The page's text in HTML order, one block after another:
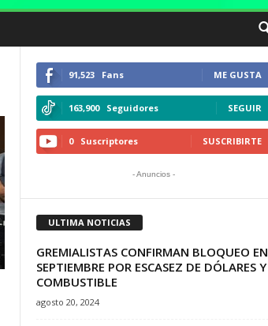
91,523 Fans ME GUSTA
163,900 Seguidores SEGUIR
0 Suscriptores SUSCRIBIRTE
- Anuncios -
ULTIMA NOTICIAS
GREMIALISTAS CONFIRMAN BLOQUEO EN
SEPTIEMBRE POR ESCASEZ DE DÓLARES Y
COMBUSTIBLE
agosto 20, 2024